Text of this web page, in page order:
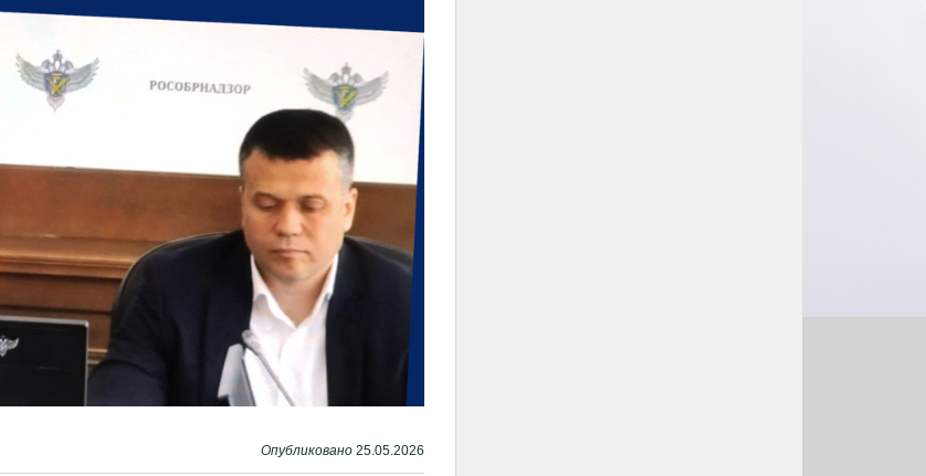
Опубликовано 25.05.2026